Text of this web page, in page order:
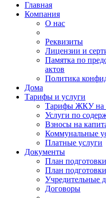
Главная
Компания
О нас
Реквизиты
Лицензии и
Памятка по
актов
Политика
Дома
Тарифы и услуги
Тарифы ЖКУ на
Услуги по
Взносы на
Коммунальные
Платные услуги
Документы
План
План
Учредительные
Договоры